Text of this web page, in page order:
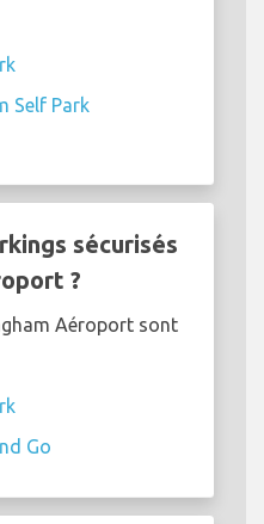
Self Park
sécurisés
?
Aéroport sont
Go